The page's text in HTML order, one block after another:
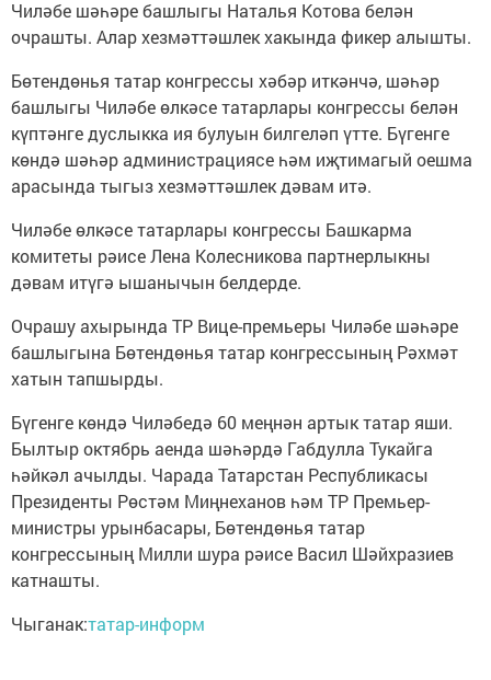
Чиләбе шәһәре башлыгы Наталья Котова белән
очрашты. Алар хезмәттәшлек хакында фикер алышты.
Бөтендөнья татар конгрессы хәбәр иткәнчә, шәһәр
башлыгы Чиләбе өлкәсе татарлары конгрессы белән
күптәнге дуслыкка ия булуын билгеләп үтте. Бүгенге
көндә шәһәр администрациясе һәм иҗтимагый оешма
арасында тыгыз хезмәттәшлек дәвам итә.
Чиләбе өлкәсе татарлары конгрессы Башкарма
комитеты рәисе Лена Колесникова партнерлыкны
дәвам итүгә ышанычын белдерде.
Очрашу ахырында ТР Вице-премьеры Чиләбе шәһәре
башлыгына Бөтендөнья татар конгрессының Рәхмәт
хатын тапшырды.
Бүгенге көндә Чиләбедә 60 меңнән артык татар яши.
Былтыр октябрь аенда шәһәрдә Габдулла Тукайга
һәйкәл ачылды. Чарада Татарстан Республикасы
Президенты Рөстәм Миңнеханов һәм ТР Премьер-
министры урынбасары, Бөтендөнья татар
конгрессының Милли шура рәисе Васил Шәйхразиев
катнашты.
Чыганак:татар-информ